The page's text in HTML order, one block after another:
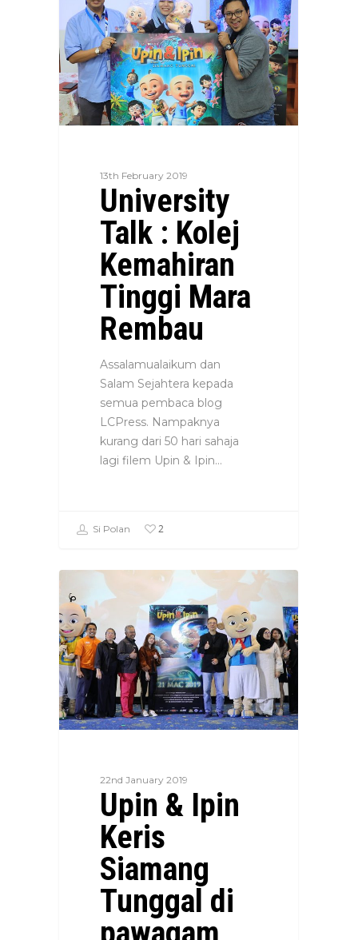
13th February 2019
University
Talk : Kolej
Kemahiran
Tinggi Mara
Rembau
Assalamualaikum dan
Salam Sejahtera kepada
semua pembaca blog
LCPress. Nampaknya
kurang dari 50 hari sahaja
lagi filem Upin & Ipin…
Si Polan 2
22nd January 2019
Upin & Ipin
Keris
Siamang
Tunggal di